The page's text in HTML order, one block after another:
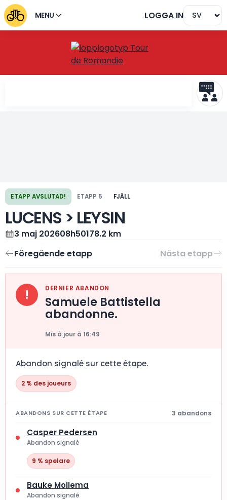
MENU LOGGA IN
ETAPP AVSLUTAD! ETAPP 5 FJÄLL
LUCENS > LEYSIN
3 maj 202608h50178.2 km
Föregående etapp Nästa etapp
! DERNIER ABANDON
Samuele Battistella
abandonne.
Mis à jour à 16:49
Abandon signalé sur cette étape.
2 % des joueurs
ABANDONS SUR CETTE ÉTAPE 3 abandons
Casper Pedersen
Abandon signalé
9 % spelare
Bauke Mollema
Abandon signalé